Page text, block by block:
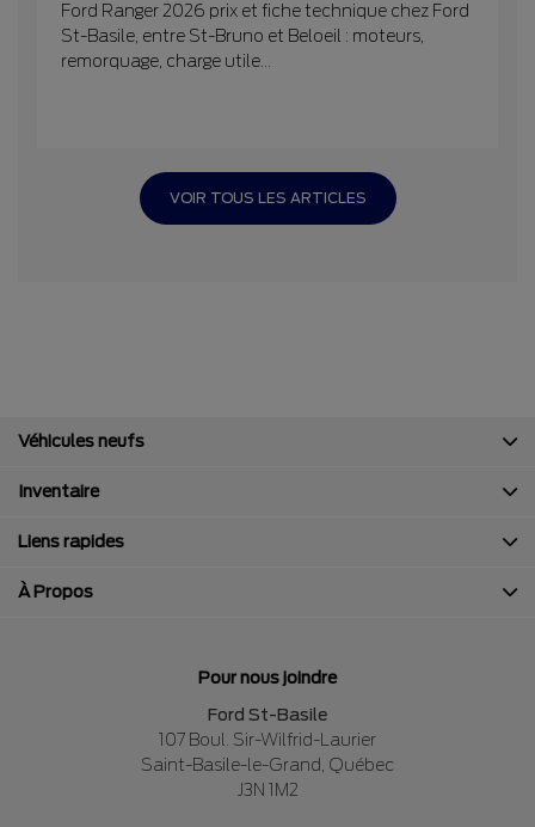
Ford Ranger 2026 prix et fiche technique chez Ford
St-Basile, entre St-Bruno et Beloeil : moteurs,
remorquage, charge utile...
VOIR TOUS LES ARTICLES
Pour nous joindre
Ford St-Basile
107 Boul. Sir-Wilfrid-Laurier
Saint-Basile-le-Grand Québec
J3N 1M2
Véhicules neufs
Inventaire
Liens rapides
À Propos